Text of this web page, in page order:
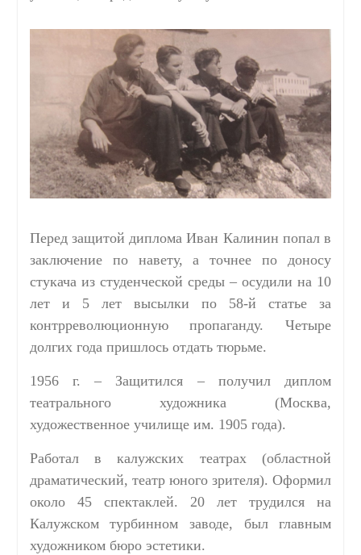
Перед защитой диплома Иван Калинин попал в
заключение по навету, а точнее по доносу
стукача из студенческой среды – осудили на 10
лет и 5 лет высылки по 58-й статье за
контрреволюционную пропаганду. Четыре
долгих года пришлось отдать тюрьме.
1956 г. – Защитился – получил диплом
театрального художника (Москва,
художественное училище им. 1905 года).
Работал в калужских театрах (областной
драматический, театр юного зрителя). Оформил
около 45 спектаклей. 20 лет трудился на
Калужском турбинном заводе, был главным
художником бюро эстетики.